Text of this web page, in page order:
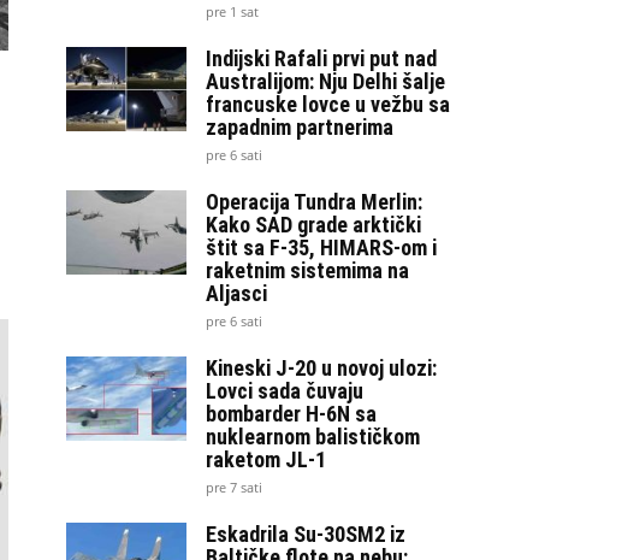
pre 1 sat
Indijski Rafali prvi put nad
Australijom: Nju Delhi šalje
francuske lovce u vežbu sa
zapadnim partnerima
pre 6 sati
Operacija Tundra Merlin:
Kako SAD grade arktički
štit sa F-35, HIMARS-om i
raketnim sistemima na
Aljasci
pre 6 sati
Kineski J-20 u novoj ulozi:
Lovci sada čuvaju
bombarder H-6N sa
nuklearnom balističkom
raketom JL-1
pre 7 sati
Eskadrila Su-30SM2 iz